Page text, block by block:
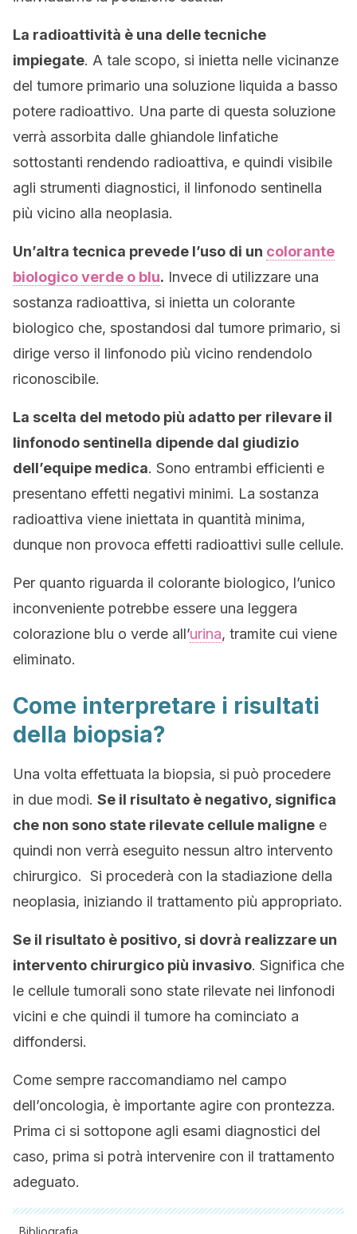
La radioattività è una delle tecniche
impiegate. A tale scopo, si inietta nelle vicinanze
del tumore primario una soluzione liquida a basso
potere radioattivo. Una parte di questa soluzione
verrà assorbita dalle ghiandole linfatiche
sottostanti rendendo radioattiva, e quindi visibile
agli strumenti diagnostici, il linfonodo sentinella
più vicino alla neoplasia.
Un’altra tecnica prevede l’uso di un colorante
biologico verde o blu. Invece di utilizzare una
sostanza radioattiva, si inietta un colorante
biologico che, spostandosi dal tumore primario, si
dirige verso il linfonodo più vicino rendendolo
riconoscibile.
La scelta del metodo più adatto per rilevare il
linfonodo sentinella dipende dal giudizio
dell’equipe medica. Sono entrambi efficienti e
presentano effetti negativi minimi. La sostanza
radioattiva viene iniettata in quantità minima,
dunque non provoca effetti radioattivi sulle cellule.
Per quanto riguarda il colorante biologico, l’unico
inconveniente potrebbe essere una leggera
colorazione blu o verde all’urina, tramite cui viene
eliminato.
Come interpretare i risultati
della biopsia?
Una volta effettuata la biopsia, si può procedere
in due modi. Se il risultato è negativo, significa
che non sono state rilevate cellule maligne e
quindi non verrà eseguito nessun altro intervento
chirurgico. Si procederà con la stadiazione della
neoplasia, iniziando il trattamento più appropriato.
Se il risultato è positivo, si dovrà realizzare un
intervento chirurgico più invasivo. Significa che
le cellule tumorali sono state rilevate nei linfonodi
vicini e che quindi il tumore ha cominciato a
diffondersi.
Come sempre raccomandiamo nel campo
dell’oncologia, è importante agire con prontezza.
Prima ci si sottopone agli esami diagnostici del
caso, prima si potrà intervenire con il trattamento
adeguato.
Bibliografia